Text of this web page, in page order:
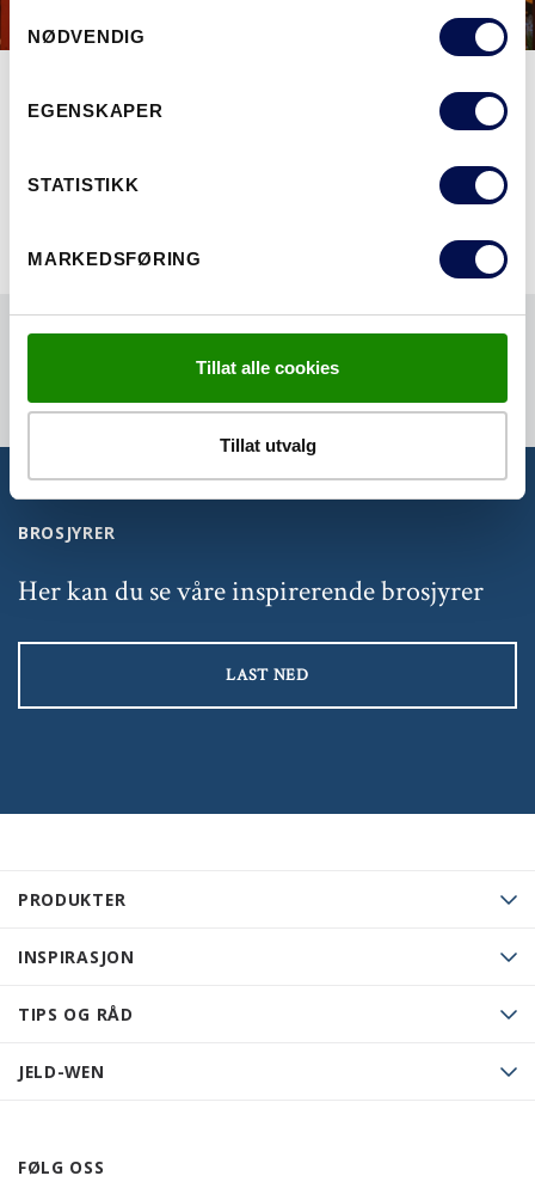
Selection
NØDVENDIG
EGENSKAPER
STATISTIKK
MARKEDSFØRING
Tillat alle cookies
Tillat utvalg
PRODUKTER
INSPIRASJON
TIPS OG RÅD
JELD-WEN
FØLG OSS
BROSJYRER
Her kan du se våre inspirerende brosjyrer
LAST NED